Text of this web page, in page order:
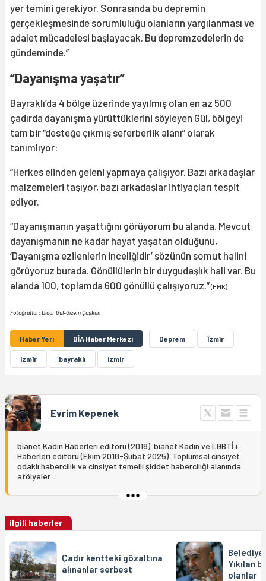
yer temini gerekiyor. Sonrasında bu depremin
gerçekleşmesinde sorumluluğu olanların yargılanması ve
adalet mücadelesi başlayacak. Bu depremzedelerin de
gündeminde.”
“Dayanışma yaşatır”
Bayraklı’da 4 bölge üzerinde yayılmış olan en az 500
çadırda dayanışma yürüttüklerini söyleyen Gül, bölgeyi
tam bir “desteğe çıkmış seferberlik alanı” olarak
tanımlıyor:
“Herkes elinden geleni yapmaya çalışıyor. Bazı arkadaşlar
malzemeleri taşıyor, bazı arkadaşlar ihtiyaçları tespit
ediyor.
“Dayanışmanın yaşattığını görüyorum bu alanda. Mevcut
dayanışmanın ne kadar hayat yaşatan olduğunu,
‘Dayanışma ezilenlerin inceliğidir’ sözünün somut halini
görüyoruz burada. Gönüllülerin bir duygudaşlık hali var. Bu
alanda 100, toplamda 600 gönüllü çalışıyoruz.”(EMK)
Fotoğraflar: Didar Gül-Gizem Çoşkun
Haber Yeri BİA Haber Merkezi Deprem Îzmîr
Izmîr bayraklı izmir
Evrim Kepenek
bianet Kadın Haberleri editörü (2018). bianet Kadın ve LGBTİ+
Haberleri editörü (Ekim 2018-Şubat 2025). Toplumsal cinsiyet
odaklı habercilik ve cinsiyet temelli şiddet haberciliği alanında
atölyeler...
ilgili haberler
Çadır kentteki gözaltına
alınanlar serbest
Belediye
Yıkılan
olanlar